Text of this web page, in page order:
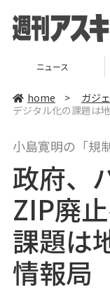
ニュース
home > ガジ
デジタル化の課題は
小島寛明の「規
政府、
ZIP廃
課題は
情報局